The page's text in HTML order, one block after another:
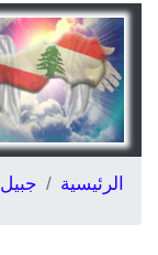
الرئيسية جبيل